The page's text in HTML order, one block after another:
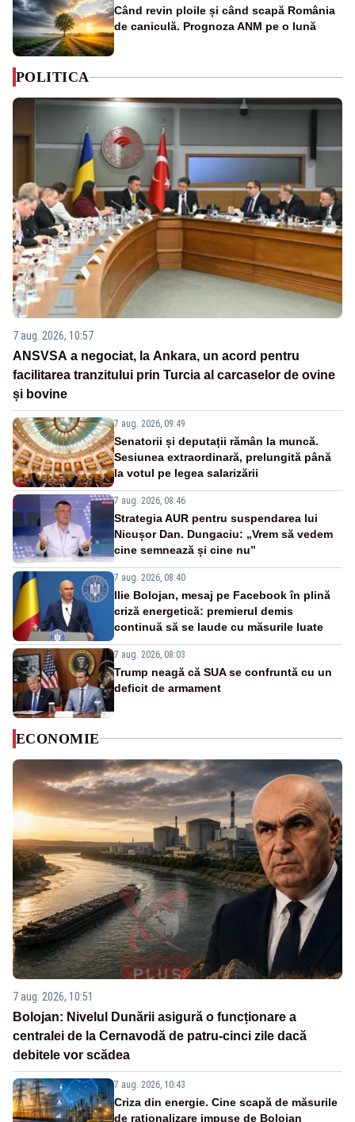
Când revin ploile și când scapă România
de caniculă. Prognoza ANM pe o lună
POLITICA
7 aug. 2026, 10:57
ANSVSA a negociat, la Ankara, un acord pentru
facilitarea tranzitului prin Turcia al carcaselor de ovine
și bovine
7 aug. 2026, 09:49
Senatorii și deputații rămân la muncă.
Sesiunea extraordinară, prelungită până
la votul pe legea salarizării
7 aug. 2026, 08:46
Strategia AUR pentru suspendarea lui
Nicușor Dan. Dungaciu: „Vrem să vedem
cine semnează și cine nu”
7 aug. 2026, 08:40
Ilie Bolojan, mesaj pe Facebook în plină
criză energetică: premierul demis
continuă să se laude cu măsurile luate
7 aug. 2026, 08:03
Trump neagă că SUA se confruntă cu un
deficit de armament
ECONOMIE
7 aug. 2026, 10:51
Bolojan: Nivelul Dunării asigură o funcționare a
centralei de la Cernavodă de patru-cinci zile dacă
debitele vor scădea
7 aug. 2026, 10:43
Criza din energie. Cine scapă de măsurile
de raționalizare impuse de Bolojan